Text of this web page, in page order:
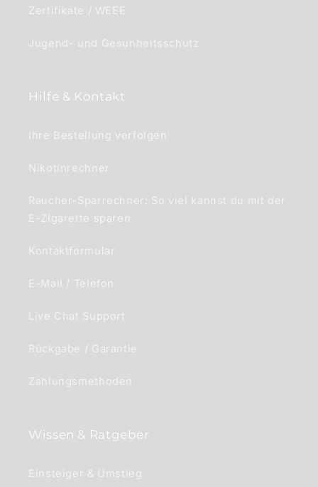
Zertifikate / WEEE
Jugend- und Gesunheitsschutz
Hilfe & Kontakt
Ihre Bestellung verfolgen
Nikotinrechner
Raucher-Sparrechner: So viel kannst du mit der
E-Zigarette sparen
Kontaktformular
E-Mail / Telefon
Live Chat Support
Rückgabe / Garantie
Zahlungsmethoden
Wissen & Ratgeber
Einsteiger & Umstieg